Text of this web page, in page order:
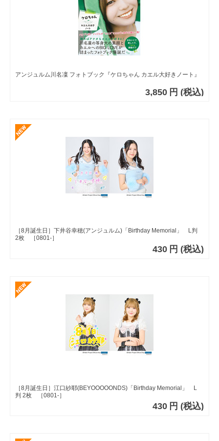
アンジュルム川名凜 フォトブック『ケロちゃん カエル大好きノート』
3,850 円 (税込)
［8月誕生日］下井谷幸穂(アンジュルム)「Birthday Memorial」 L判
2枚 ［0801-］
430 円 (税込)
［8月誕生日］江口紗耶(BEYOOOOONDS)「Birthday Memorial」 L
判 2枚 ［0801-］
430 円 (税込)